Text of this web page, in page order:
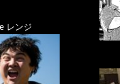
レンジ